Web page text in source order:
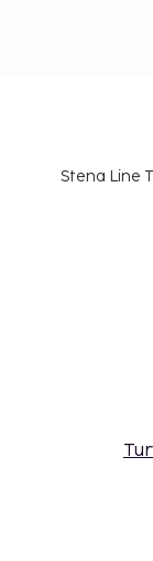
Stena Line